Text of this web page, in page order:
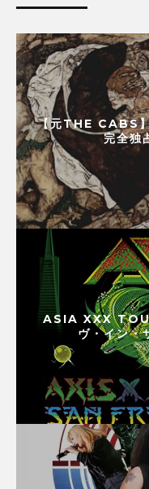
【元THE CABS
完全独
ASIA XXX
ヴ・イン・